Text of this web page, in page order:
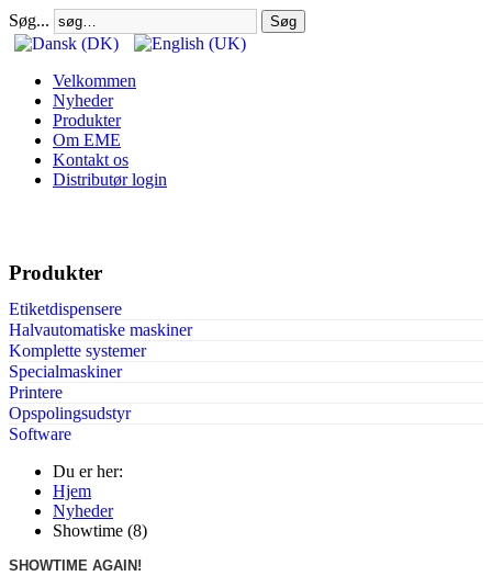
Søg... Søg
Velkommen
Nyheder
Produkter
Om EME
Kontakt os
Distributør login
Produkter
Etiketdispensere
Halvautomatiske maskiner
Komplette systemer
Specialmaskiner
Printere
Opspolingsudstyr
Software
Du er her:
Hjem
Nyheder
Showtime (8)
SHOWTIME AGAIN!